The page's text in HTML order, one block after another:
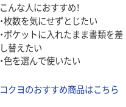
こんな人におすすめ！
・枚数を気にせずとじたい
・ポケットに入れたまま書類を差
し替えたい
・色を選んで使いたい
コクヨのおすすめ商品はこちら